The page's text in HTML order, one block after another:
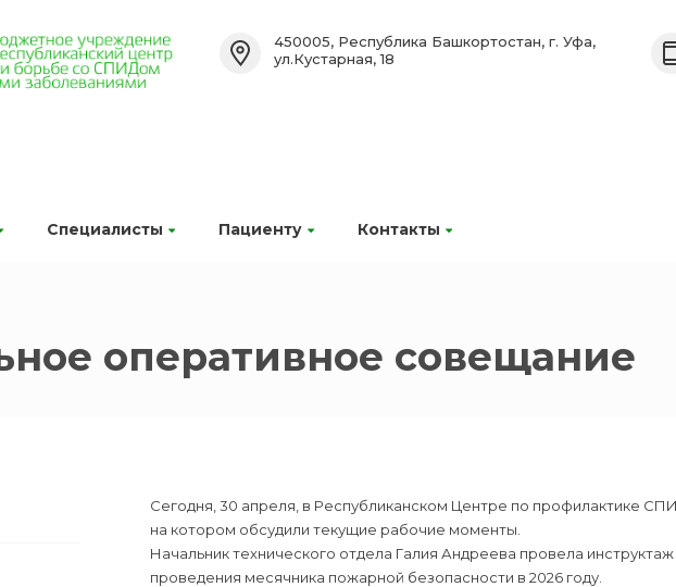
Специалисты Пациенту Контакты
450005, Республика Башкортостан, г. Уфа,
ул.Кустарная, 18
оперативное совещание
Сегодня, 30 апреля, в Республиканском Центре по профилактике
на котором обсудили текущие рабочие моменты.
Начальник технического отдела Галия Андреева провела
проведения месячника пожарной безопасности в 2026 году.